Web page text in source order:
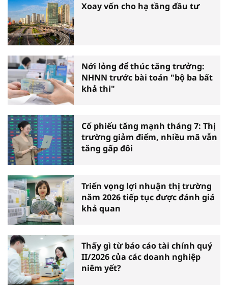
Xoay vốn cho hạ tầng đầu tư
Nới lỏng để thúc tăng trưởng:
NHNN trước bài toán "bộ ba bất
khả thi"
Cổ phiếu tăng mạnh tháng 7: Thị
trường giảm điểm, nhiều mã vẫn
tăng gấp đôi
Triển vọng lợi nhuận thị trường
năm 2026 tiếp tục được đánh giá
khả quan
Thấy gì từ báo cáo tài chính quý
II/2026 của các doanh nghiệp
niêm yết?